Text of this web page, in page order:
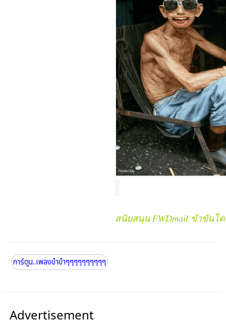
สนับสนุน FWDmail ขำขันโ
การ์ตูน..เพลงขำขำๆๆๆๆๆๆๆๆๆๆ
Advertisement